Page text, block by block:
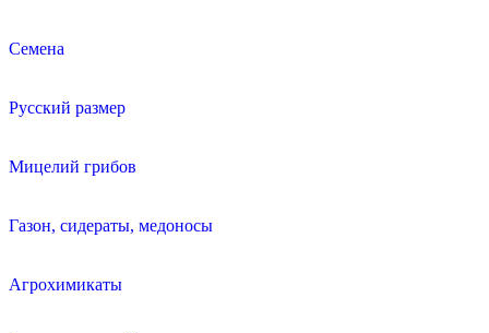
Семена
Русский размер
Мицелий грибов
Газон, сидераты, медоносы
Агрохимикаты